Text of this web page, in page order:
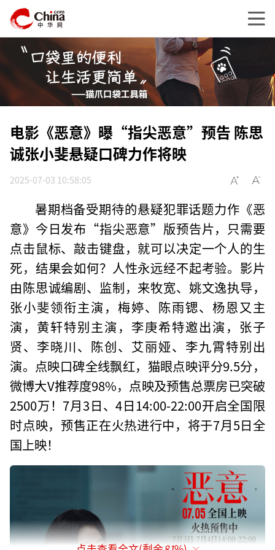
电影《恶意》曝“指尖恶意”预告 陈思
诚张小斐悬疑口碑力作将映
2025-07-03 10:58:05
暑期档备受期待的悬疑犯罪话题力作《恶
意》今日发布“指尖恶意”版预告片，只需要
点击鼠标、敲击键盘，就可以决定一个人的生
死，结果会如何？人性永远经不起考验。影片
由陈思诚编剧、监制，来牧宽、姚文逸执导，
张小斐领衔主演，梅婷、陈雨锶、杨恩又主
演，黄轩特别主演，李庚希特邀出演，张子
贤、李晓川、陈创、艾丽娅、李九霄特别出
演。点映口碑全线飘红，猫眼点映评分9.5分，
微博大V推荐度98%，点映及预售总票房已突破
2500万！7月3日、4日14:00-22:00开启全国限
时点映，预售正在火热进行中，将于7月5日全
国上映！